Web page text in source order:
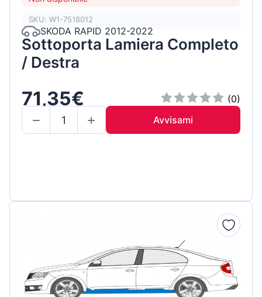
SKU: W1-7518012
SKODA RAPID 2012-2022
Sottoporta Lamiera Completo
/ Destra
71,35€
(0)
Avvisami